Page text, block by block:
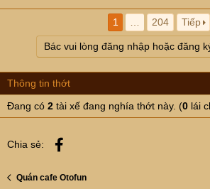
1 204 Tiếp
Bác vui lòng đăng nhập hoặc đăng
Thông tin thớt
Đang có 2 tài xế đang nghía thớt này. (0 lái
Chia sẻ:
Quán cafe Otofun